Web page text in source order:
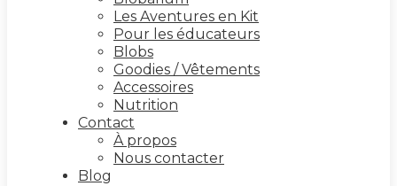
Les Aventures en Kit
Pour les éducateurs
Blobs
Goodies / Vêtements
Accessoires
Nutrition
Contact
À propos
Nous contacter
Blog